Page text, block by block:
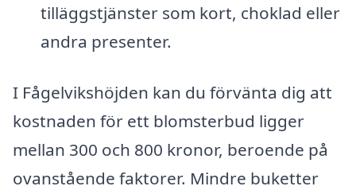
tilläggstjänster som kort, choklad eller
andra presenter.
I Fågelvikshöjden kan du förvänta dig att
kostnaden för ett blomsterbud ligger
mellan 300 och 800 kronor, beroende på
ovanstående faktorer. Mindre buketter